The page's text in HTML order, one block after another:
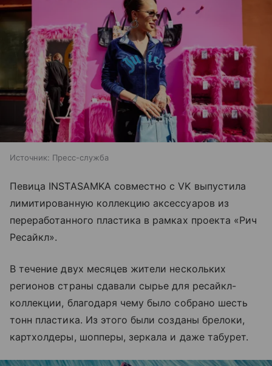
Источник: Пресс-служба
Певица INSTASAMKA совместно с VK выпустила
лимитированную коллекцию аксессуаров из
переработанного пластика в рамках проекта «Рич
Ресайкл».
В течение двух месяцев жители нескольких
регионов страны сдавали сырье для ресайкл-
коллекции, благодаря чему было собрано шесть
тонн пластика. Из этого были созданы брелоки,
картхолдеры, шопперы, зеркала и даже табурет.